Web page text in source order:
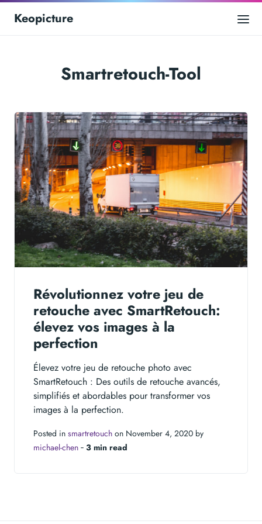
Keopicture
Smartretouch-Tool
Révolutionnez votre jeu de
retouche avec SmartRetouch:
élevez vos images à la
perfection
Élevez votre jeu de retouche photo avec
SmartRetouch : Des outils de retouche avancés,
simplifiés et abordables pour transformer vos
images à la perfection.
Posted in smartretouch on November 4, 2020 by
michael-chen ‐ 3 min read